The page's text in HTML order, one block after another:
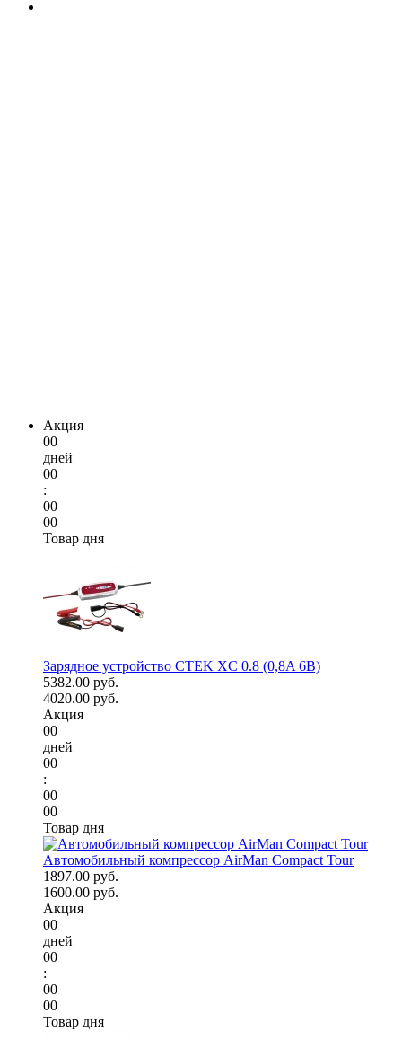
Акция
00
дней
00
:
00
00
Товар дня
Зарядное устройство CTEK XC 0.8 (0,8A 6В)
5382.00 руб.
4020.00 руб.
Акция
00
дней
00
:
00
00
Товар дня
Автомобильный компрессор AirMan Compact Tour
1897.00 руб.
1600.00 руб.
Акция
00
дней
00
:
00
00
Товар дня